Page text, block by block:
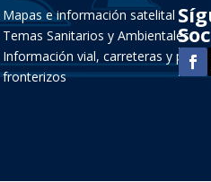
Mapas e información satelital
Temas Sanitarios y Ambientales
Información vial, carreteras y pasos
fronterizos